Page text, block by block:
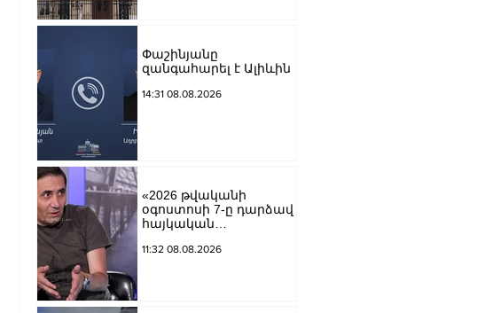
Փաշինյանը
զանգահարել է Ալիևին
14:31 08.08.2026
«2026 թվականի
օգոստոսի 7-ը դարձավ
հայկական
ամենախայտառակ
11:32 08.08.2026